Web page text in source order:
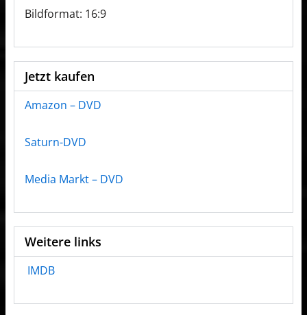
Bildformat: 16:9
Jetzt kaufen
Amazon – DVD
Saturn-DVD
Media Markt – DVD
Weitere links
IMDB